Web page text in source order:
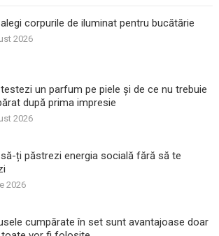
corpurile de iluminat pentru bucătărie
2026
un parfum pe piele și de ce nu trebuie
după prima impresie
2026
ți păstrezi energia socială fără să te
2026
cumpărate în set sunt avantajoase doar